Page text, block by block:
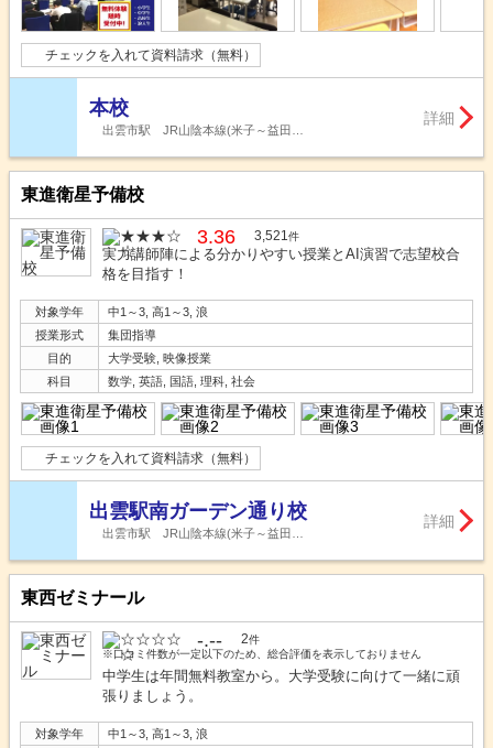
チェックを入れて資料請求（無料）
本校
出雲市駅 JR山陰本線(米子～益田…
詳細
東進衛星予備校
3.36 3,521件
実力講師陣による分かりやすい授業とAI演習で志望校合
格を目指す！
対象学年
中1～3, 高1～3, 浪
授業形式
集団指導
目的
大学受験, 映像授業
科目
数学, 英語, 国語, 理科, 社会
チェックを入れて資料請求（無料）
出雲駅南ガーデン通り校
出雲市駅 JR山陰本線(米子～益田…
詳細
東西ゼミナール
-.-- 2件
※口コミ件数が一定以下のため、総合評価を表示しておりません
中学生は年間無料教室から。大学受験に向けて一緒に頑
張りましょう。
対象学年
中1～3, 高1～3, 浪